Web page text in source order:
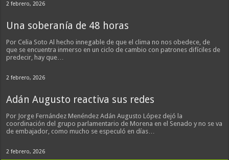
2 febrero, 2026
Una soberanía de 48 horas
Por Celia Soto Al hecho innegable de que el clima no nos obedece, de
que se encuentra inmerso en un ciclo de cambio con patrones difíciles de
predecir, hay que…
2 febrero, 2026
Adán Augusto reactiva sus redes
Por Jorge Fernández Menéndez Adán Augusto López dejó la
coordinación del grupo parlamentario de Morena en el Senado y no se va
de embajador, como mucho se especuló en días…
2 febrero, 2026